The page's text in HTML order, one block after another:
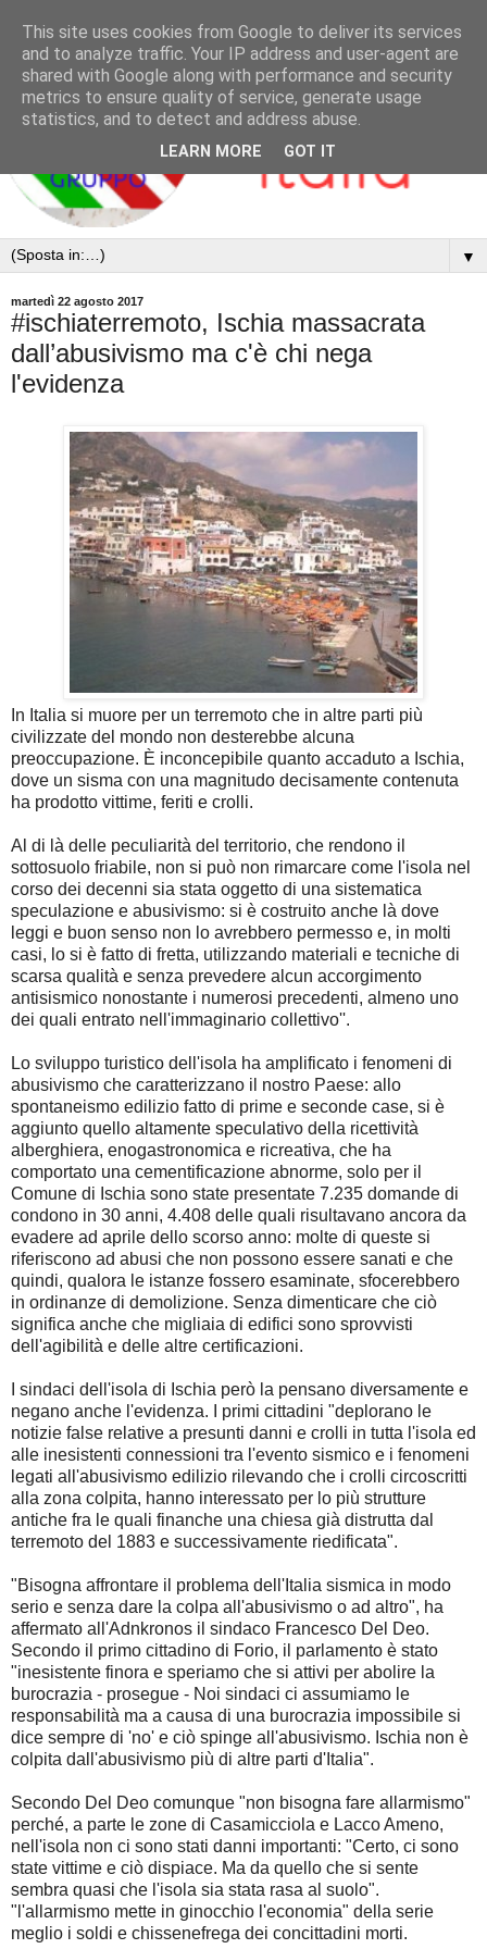
▼
martedì 22 agosto 2017
#ischiaterremoto, Ischia massacrata
dall’abusivismo ma c'è chi nega
l'evidenza
In Italia si muore per un terremoto che in altre parti più
civilizzate del mondo non desterebbe alcuna
preoccupazione. È inconcepibile quanto accaduto a Ischia,
dove un sisma con una magnitudo decisamente contenuta
ha prodotto vittime, feriti e crolli.
Al di là delle peculiarità del territorio, che rendono il
sottosuolo friabile, non si può non rimarcare come l'isola nel
corso dei decenni sia stata oggetto di una sistematica
speculazione e abusivismo: si è costruito anche là dove
leggi e buon senso non lo avrebbero permesso e, in molti
casi, lo si è fatto di fretta, utilizzando materiali e tecniche di
scarsa qualità e senza prevedere alcun accorgimento
antisismico nonostante i numerosi precedenti, almeno uno
dei quali entrato nell'immaginario collettivo''.
Lo sviluppo turistico dell'isola ha amplificato i fenomeni di
abusivismo che caratterizzano il nostro Paese: allo
spontaneismo edilizio fatto di prime e seconde case, si è
aggiunto quello altamente speculativo della ricettività
alberghiera, enogastronomica e ricreativa, che ha
comportato una cementificazione abnorme, solo per il
Comune di Ischia sono state presentate 7.235 domande di
condono in 30 anni, 4.408 delle quali risultavano ancora da
evadere ad aprile dello scorso anno: molte di queste si
riferiscono ad abusi che non possono essere sanati e che
quindi, qualora le istanze fossero esaminate, sfocerebbero
in ordinanze di demolizione. Senza dimenticare che ciò
significa anche che migliaia di edifici sono sprovvisti
dell'agibilità e delle altre certificazioni.
I sindaci dell'isola di Ischia però la pensano diversamente e
negano anche l'evidenza. I primi cittadini "deplorano le
notizie false relative a presunti danni e crolli in tutta l'isola ed
alle inesistenti connessioni tra l'evento sismico e i fenomeni
legati all'abusivismo edilizio rilevando che i crolli circoscritti
alla zona colpita, hanno interessato per lo più strutture
antiche fra le quali finanche una chiesa già distrutta dal
terremoto del 1883 e successivamente riedificata".
"Bisogna affrontare il problema dell'Italia sismica in modo
serio e senza dare la colpa all'abusivismo o ad altro", ha
affermato all'Adnkronos il sindaco Francesco Del Deo.
Secondo il primo cittadino di Forio, il parlamento è stato
"inesistente finora e speriamo che si attivi per abolire la
burocrazia - prosegue - Noi sindaci ci assumiamo le
responsabilità ma a causa di una burocrazia impossibile si
dice sempre di 'no' e ciò spinge all'abusivismo. Ischia non è
colpita dall'abusivismo più di altre parti d'Italia".
Secondo Del Deo comunque "non bisogna fare allarmismo"
perché, a parte le zone di Casamicciola e Lacco Ameno,
nell'isola non ci sono stati danni importanti: "Certo, ci sono
state vittime e ciò dispiace. Ma da quello che si sente
sembra quasi che l'isola sia stata rasa al suolo".
"l'allarmismo mette in ginocchio l'economia" della serie
meglio i soldi e chissenefrega dei concittadini morti.
This site uses cookies from Google to deliver its services
and to analyze traffic. Your IP address and user-agent are
shared with Google along with performance and security
metrics to ensure quality of service, generate usage
statistics, and to detect and address abuse.
LEARN MORE GOT IT